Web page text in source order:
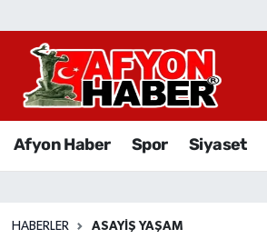
Afyon Haber Spor Siyaset
HABERLER ASAYIŞ YAŞAM
Afyon Haber